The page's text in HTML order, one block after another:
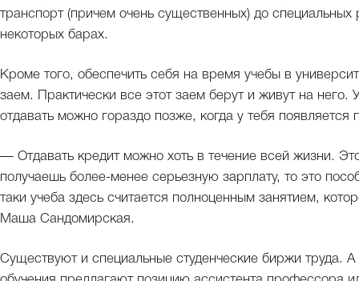
транспорт (причем очень существенных) до
некоторых барах.
Кроме того, обеспечить себя на время учебы в
заем. Практически все этот заем берут и живут на
отдавать можно гораздо позже, когда у тебя появляется
— Отдавать кредит можно хоть в течение всей жизни.
получаешь более-менее серьезную зарплату, то это
таки учеба здесь считается полноценным занятием,
Маша Сандомирская.
Существуют и специальные студенческие биржи труда.